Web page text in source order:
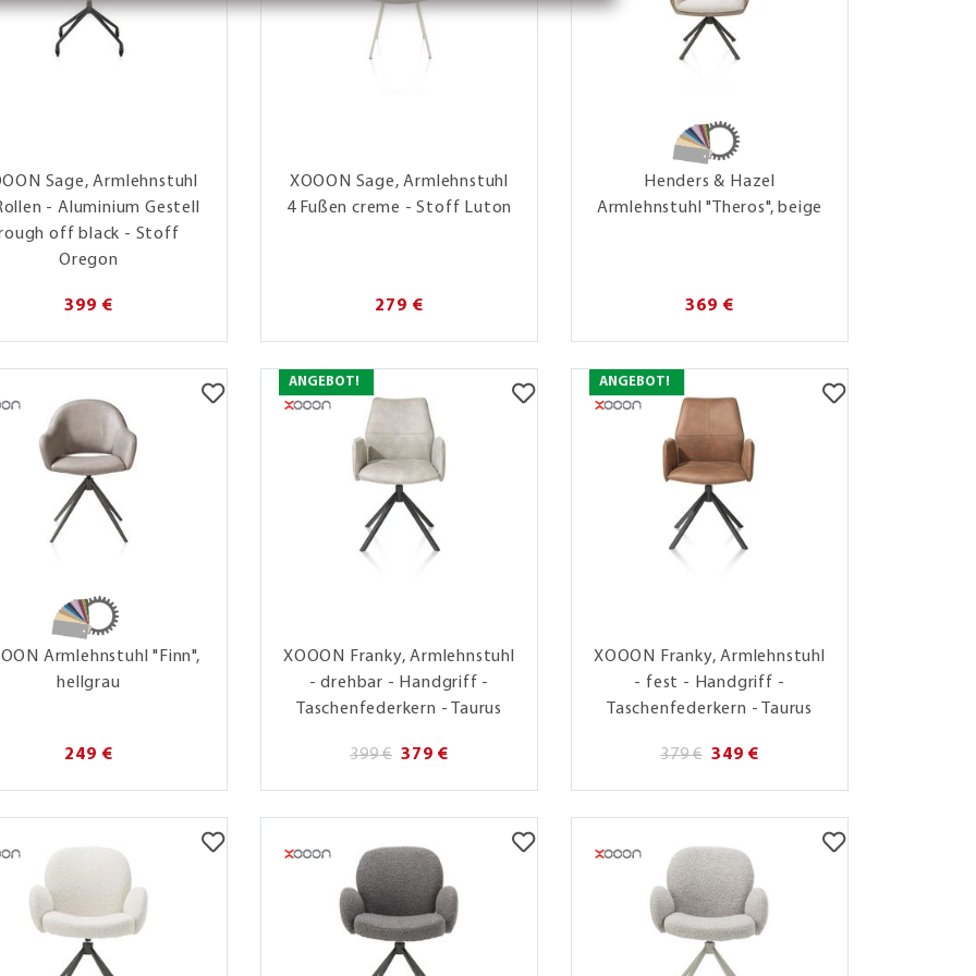
Sage, Armlehnstuhl
- Aluminium Gestell
off black - Stoff
Oregon
399 €
XOOON Sage, Armlehnstuhl
4 Fußen creme - Stoff Luton
279 €
Henders & Hazel
Armlehnstuhl "Theros", beige
369 €
Armlehnstuhl "Finn",
hellgrau
249 €
ANGEBOT!
XOOON Franky, Armlehnstuhl
- drehbar - Handgriff -
Taschenfederkern - Taurus
399 € 379 €
ANGEBOT!
XOOON Franky, Armlehnstuhl
- fest - Handgriff -
Taschenfederkern - Taurus
379 € 349 €